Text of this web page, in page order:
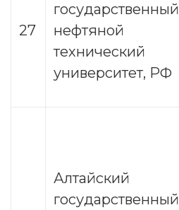
27
государственный
нефтяной
технический
университет, РФ
Алтайский
государственный